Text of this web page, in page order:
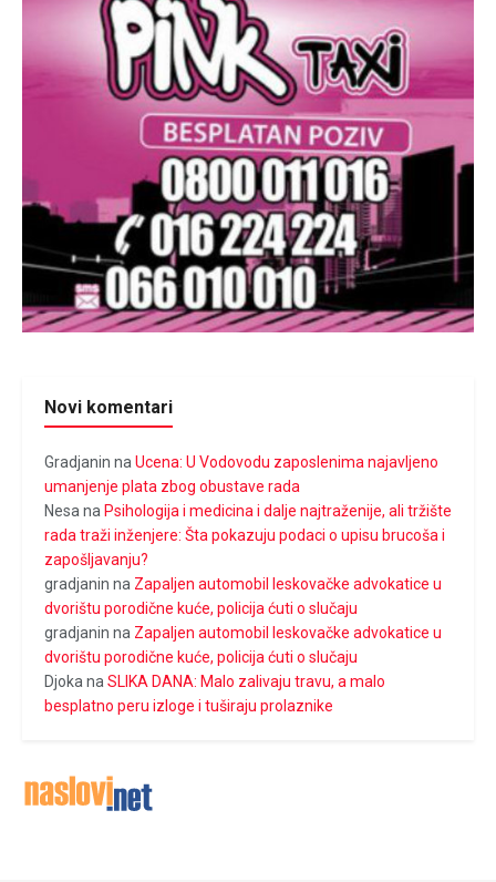
Novi komentari
Gradjanin na Ucena: U Vodovodu zaposlenima najavljeno
umanjenje plata zbog obustave rada
Nesa na Psihologija i medicina i dalje najtraženije, ali tržište
rada traži inženjere: Šta pokazuju podaci o upisu brucoša i
zapošljavanju?
gradjanin na Zapaljen automobil leskovačke advokatice u
dvorištu porodične kuće, policija ćuti o slučaju
gradjanin na Zapaljen automobil leskovačke advokatice u
dvorištu porodične kuće, policija ćuti o slučaju
Djoka na SLIKA DANA: Malo zalivaju travu, a malo
besplatno peru izloge i tuširaju prolaznike